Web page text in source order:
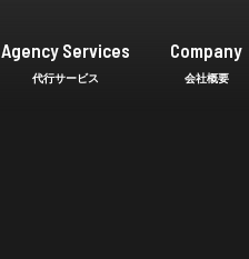
Agency Services Company